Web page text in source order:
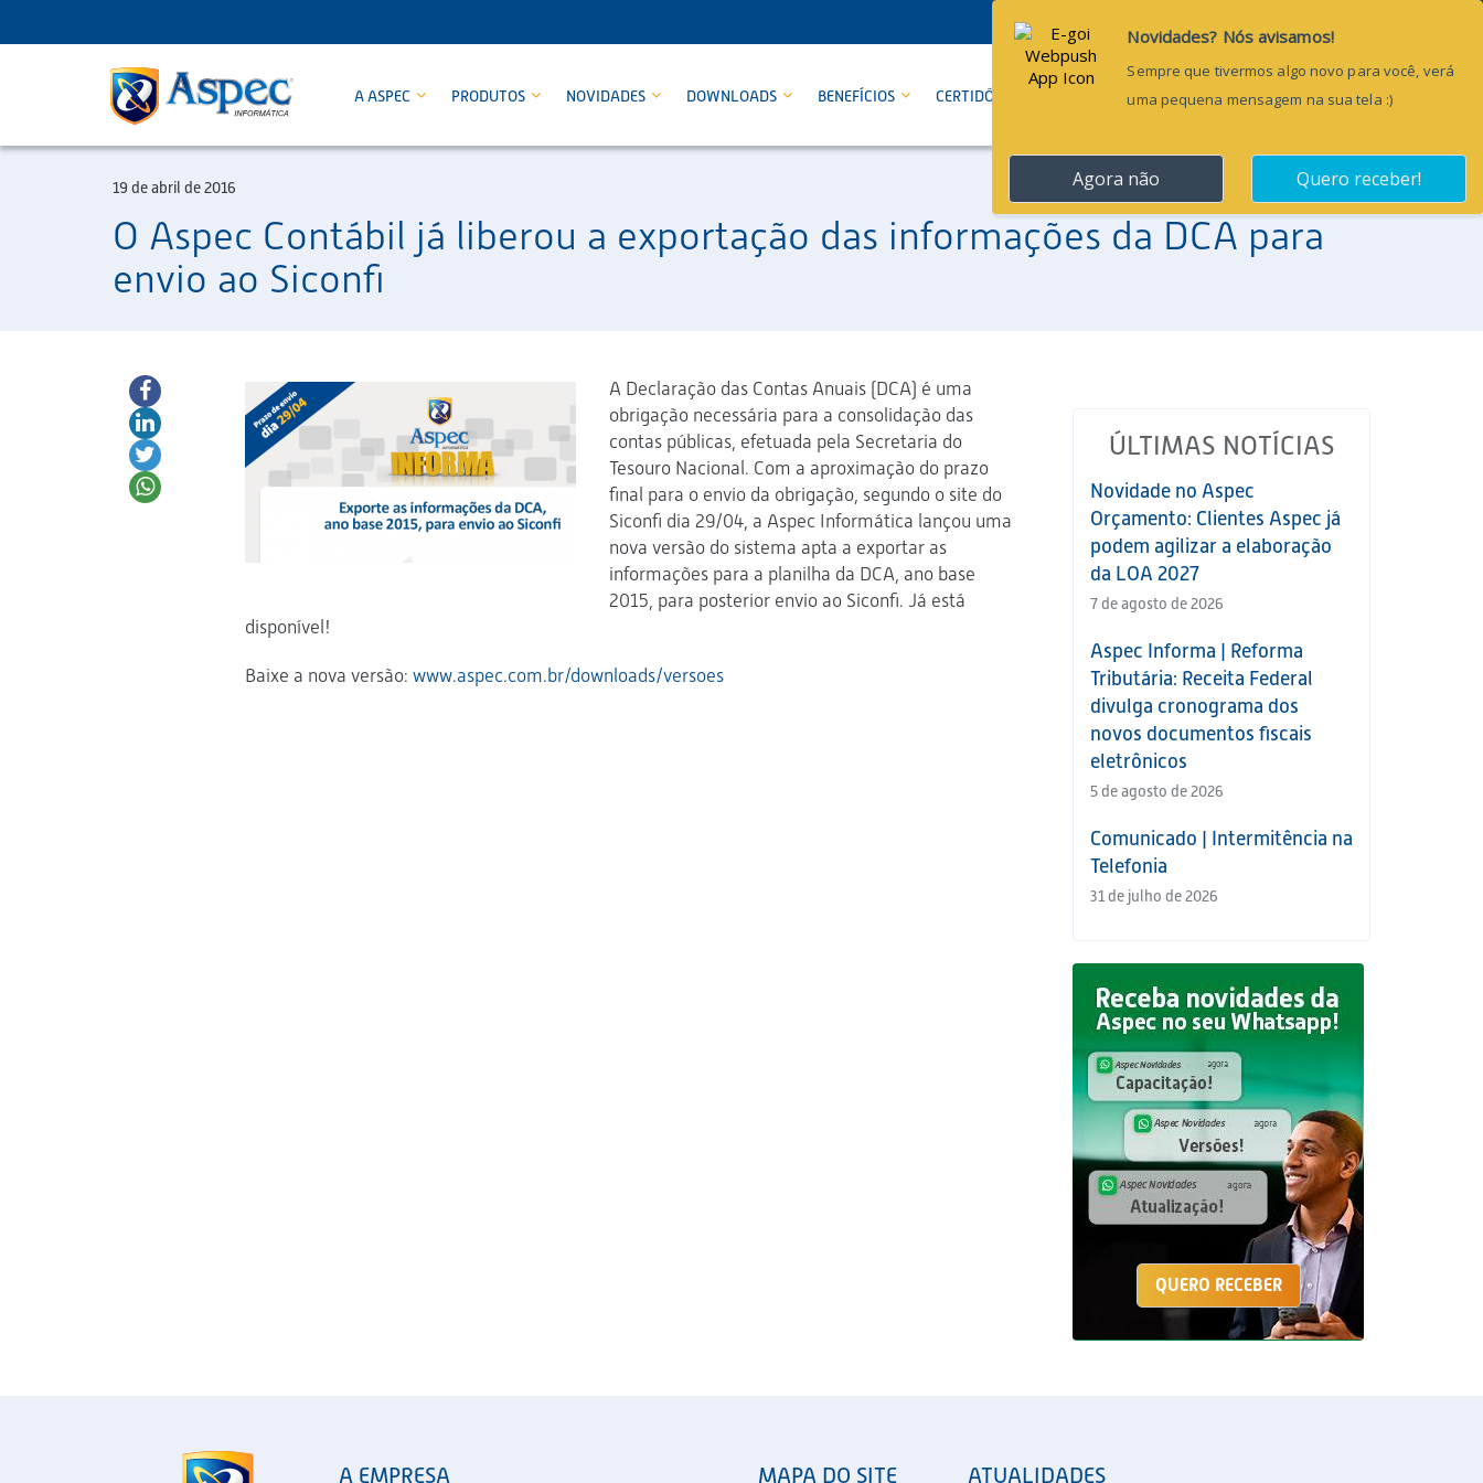
A ASPEC PRODUTOS NOVIDADES DOWNLOADS BENEFÍCIOS CERTIDÕES CONTATO Pesquisar...
19 de abril de 2016
O Aspec Contábil já liberou a exportação das informações da DCA para
envio ao Siconfi
A Declaração das Contas Anuais (DCA) é uma
obrigação necessária para a consolidação das
contas públicas, efetuada pela Secretaria do
Tesouro Nacional. Com a aproximação do prazo
final para o envio da obrigação, segundo o site do
Siconfi dia 29/04, a Aspec Informática lançou uma
nova versão do sistema apta a exportar as
informações para a planilha da DCA, ano base
2015, para posterior envio ao Siconfi. Já está
disponível!
Baixe a nova versão: www.aspec.com.br/downloads/versoes
ÚLTIMAS NOTÍCIAS
Novidade no Aspec
Orçamento: Clientes Aspec já
podem agilizar a elaboração
da LOA 2027
7 de agosto de 2026
Aspec Informa | Reforma
Tributária: Receita Federal
divulga cronograma dos
novos documentos fiscais
eletrônicos
5 de agosto de 2026
Comunicado | Intermitência na
Telefonia
31 de julho de 2026
QUERO RECEBER
A EMPRESA MAPA DO SITE ATUALIDADES